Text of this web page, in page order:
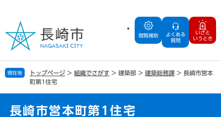
の
で
す
ー
ば
し
閲覧補助
よくある
質問
いざと
いうとき
現在地 トップページ > 組織でさがす > 建築部 > 建築総務課 > 長崎市営本
町第1住宅
長崎市営本町第1住宅